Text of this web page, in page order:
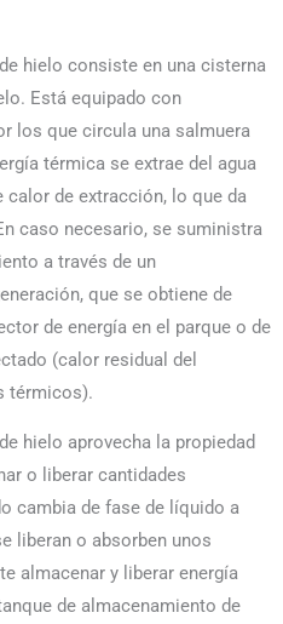
hielo consiste en una cisterna
Está equipado con
los que circula una salmuera
térmica se extrae del agua
de extracción, lo que da
caso necesario, se suministra
a través de un
que se obtiene de
de energía en el parque o de
(calor residual del
térmicos).
hielo aprovecha la propiedad
o liberar cantidades
cambia de fase de líquido a
liberan o absorben unos
almacenar y liberar energía
de almacenamiento de